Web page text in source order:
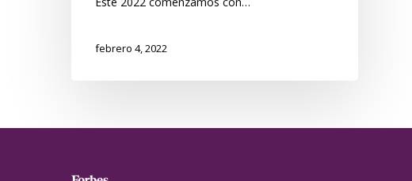
febrero 4, 2022